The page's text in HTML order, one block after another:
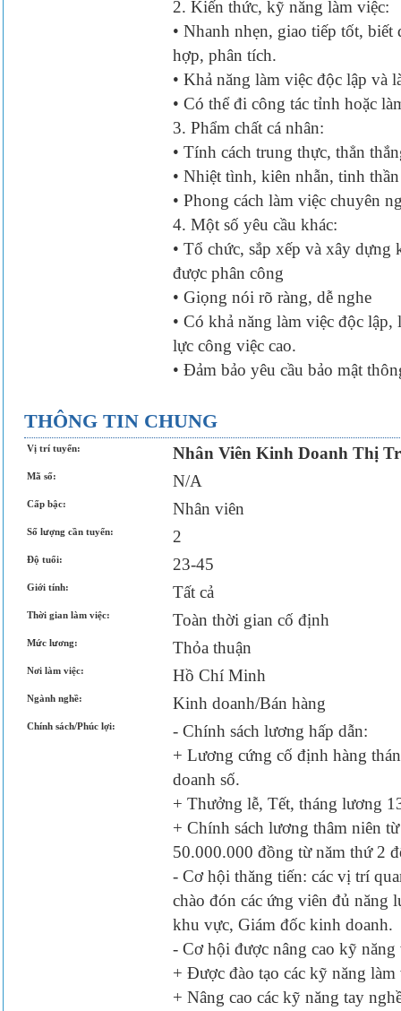
2. Kiến thức, kỹ năng làm việc:
• Nhanh nhẹn, giao tiếp tốt,
hợp, phân tích.
• Khả năng làm việc độc lập và
• Có thể đi công tác tỉnh hoặc
3. Phẩm chất cá nhân:
• Tính cách trung thực, thẳn
• Nhiệt tình, kiên nhẫn, tinh
• Phong cách làm việc chuyên
4. Một số yêu cầu khác:
• Tổ chức, sắp xếp và xây dựng
được phân công
• Giọng nói rõ ràng, dễ nghe
• Có khả năng làm việc độc
lực công việc cao.
• Đảm bảo yêu cầu bảo mật
THÔNG TIN CHUNG
Vị trí tuyển: Nhân Viên Kinh Doanh Thị
Mã số: N/A
Cấp bậc: Nhân viên
Số lượng cần tuyển: 2
Độ tuổi: 23-45
Giới tính: Tất cả
Thời gian làm việc: Toàn thời gian cố định
Mức lương: Thỏa thuận
Nơi làm việc: Hồ Chí Minh
Ngành nghề: Kinh doanh/Bán hàng
Chính sách/Phúc lợi:
- Chính sách lương hấp dẫn:
+ Lương cứng cố định hàng
doanh số.
+ Thưởng lễ, Tết, tháng lương
+ Chính sách lương thâm niên
50.000.000 đồng từ năm thứ 2
- Cơ hội thăng tiến: các vị trí
chào đón các ứng viên đủ năng
khu vực, Giám đốc kinh doanh.
- Cơ hội được nâng cao kỹ năng
+ Được đào tạo các kỹ năng
+ Nâng cao các kỹ năng tay